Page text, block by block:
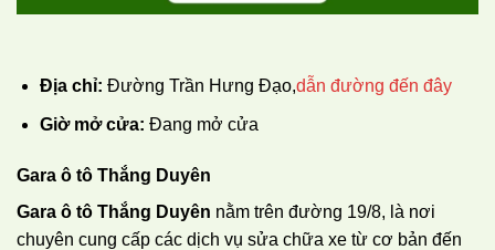
Địa chỉ: Đường Trần Hưng Đạo,dẫn đường đến đây
Giờ mở cửa: Đang mở cửa
Gara ô tô Thắng Duyên
Gara ô tô Thắng Duyên nằm trên đường 19/8, là nơi
chuyên cung cấp các dịch vụ sửa chữa xe từ cơ bản đến